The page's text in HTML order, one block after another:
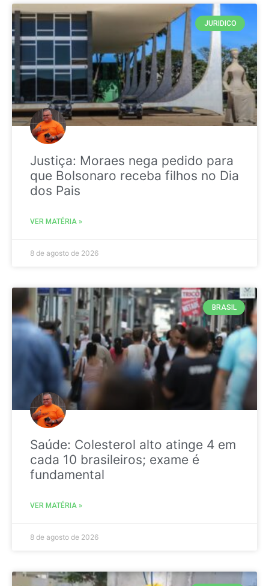
JURIDICO
Justiça: Moraes nega pedido para
que Bolsonaro receba filhos no Dia
dos Pais
VER MATÉRIA »
8 de agosto de 2026
BRASIL
Saúde: Colesterol alto atinge 4 em
cada 10 brasileiros; exame é
fundamental
VER MATÉRIA »
8 de agosto de 2026